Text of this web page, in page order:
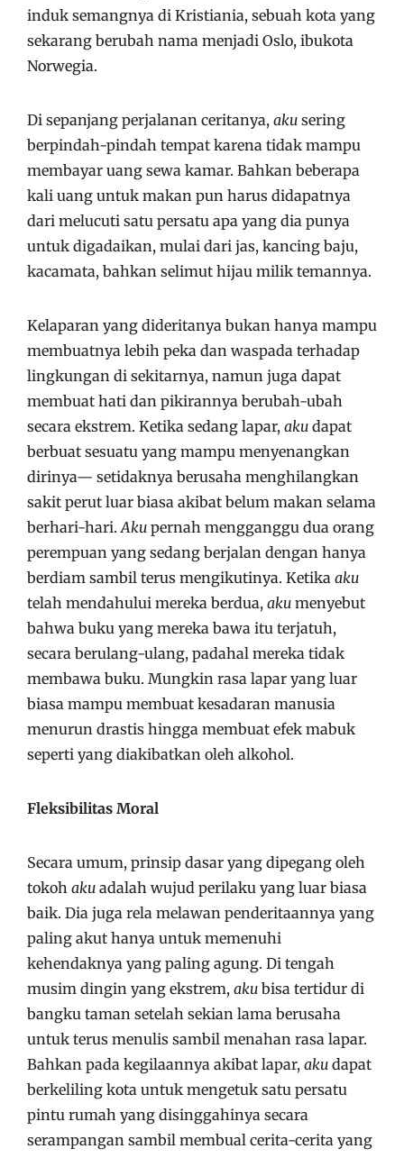
induk semangnya di Kristiania, sebuah kota yang
sekarang berubah nama menjadi Oslo, ibukota
Norwegia.
Di sepanjang perjalanan ceritanya, aku sering
berpindah-pindah tempat karena tidak mampu
membayar uang sewa kamar. Bahkan beberapa
kali uang untuk makan pun harus didapatnya
dari melucuti satu persatu apa yang dia punya
untuk digadaikan, mulai dari jas, kancing baju,
kacamata, bahkan selimut hijau milik temannya.
Kelaparan yang dideritanya bukan hanya mampu
membuatnya lebih peka dan waspada terhadap
lingkungan di sekitarnya, namun juga dapat
membuat hati dan pikirannya berubah-ubah
secara ekstrem. Ketika sedang lapar, aku dapat
berbuat sesuatu yang mampu menyenangkan
dirinya— setidaknya berusaha menghilangkan
sakit perut luar biasa akibat belum makan selama
berhari-hari.Aku pernah mengganggu dua orang
perempuan yang sedang berjalan dengan hanya
berdiam sambil terus mengikutinya. Ketika aku
telah mendahului mereka berdua, aku menyebut
bahwa buku yang mereka bawa itu terjatuh,
secara berulang-ulang, padahal mereka tidak
membawa buku. Mungkin rasa lapar yang luar
biasa mampu membuat kesadaran manusia
menurun drastis hingga membuat efek mabuk
seperti yang diakibatkan oleh alkohol.
Fleksibilitas Moral
Secara umum, prinsip dasar yang dipegang oleh
tokoh aku adalah wujud perilaku yang luar biasa
baik. Dia juga rela melawan penderitaannya yang
paling akut hanya untuk memenuhi
kehendaknya yang paling agung. Di tengah
musim dingin yang ekstrem, aku bisa tertidur di
bangku taman setelah sekian lama berusaha
untuk terus menulis sambil menahan rasa lapar.
Bahkan pada kegilaannya akibat lapar, aku dapat
berkeliling kota untuk mengetuk satu persatu
pintu rumah yang disinggahinya secara
serampangan sambil membual cerita-cerita yang